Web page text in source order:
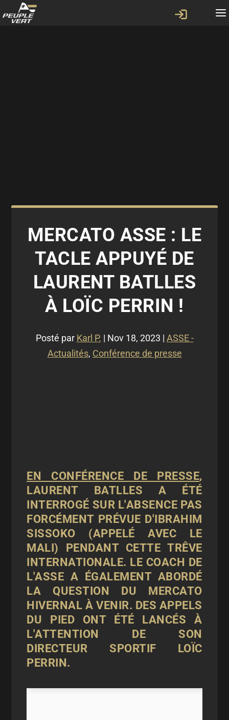
MERCATO ASSE : LE
TACLE APPUYÉ DE
LAURENT BATLLES
À LOÏC PERRIN !
Posté par Karl P. | Nov 18, 2023 | ASSE -
Actualités, Conférence de presse
EN CONFÉRENCE DE PRESSE,
LAURENT BATLLES A ÉTÉ
INTERROGÉ SUR L'ABSENCE PAS
FORCÉMENT PRÉVUE D'IBRAHIM
SISSOKO (APPELÉ AVEC LE
MALI) PENDANT CETTE TRÊVE
INTERNATIONALE. LE COACH DE
L'ASSE A ÉGALEMENT ABORDÉ
LA QUESTION DU MERCATO
HIVERNAL À VENIR. DES APPELS
DU PIED ONT ÉTÉ LANCÉS À
L'ATTENTION DE SON
DIRECTEUR SPORTIF LOÏC
PERRIN.